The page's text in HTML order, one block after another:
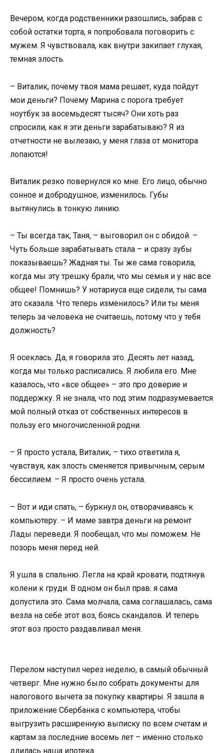
Вечером, когда родственники разошлись, забрав с
собой остатки торта, я попробовала поговорить с
мужем. Я чувствовала, как внутри закипает глухая,
темная злость.
– Виталик, почему твоя мама решает, куда пойдут
мои деньги? Почему Марина с порога требует
ноутбук за восемьдесят тысяч? Они хоть раз
спросили, как я эти деньги зарабатываю? Я из
отчетности не вылезаю, у меня глаза от монитора
лопаются!
Виталик резко повернулся ко мне. Его лицо, обычно
сонное и добродушное, изменилось. Губы
вытянулись в тонкую линию.
– Ты всегда так, Таня, – выговорил он с обидой. –
Чуть больше зарабатывать стала – и сразу зубы
показываешь? Жадная ты. Ты же сама говорила,
когда мы эту трешку брали, что мы семья и у нас все
общее! Помнишь? У нотариуса еще сидели, ты сама
это сказала. Что теперь изменилось? Или ты меня
теперь за человека не считаешь, потому что у тебя
должность?
Я осеклась. Да, я говорила это. Десять лет назад,
когда мы только расписались. Я любила его. Мне
казалось, что «все общее» – это про доверие и
поддержку. Я не знала, что под этим подразумевается
мой полный отказ от собственных интересов в
пользу его многочисленной родни.
– Я просто устала, Виталик, – тихо ответила я,
чувствуя, как злость сменяется привычным, серым
бессилием. – Я просто очень устала.
– Вот и иди спать, – буркнул он, отворачиваясь к
компьютеру. – И маме завтра деньги на ремонт
Лады переведи. Я пообещал, что мы поможем. Не
позорь меня перед ней.
Я ушла в спальню. Легла на край кровати, подтянув
колени к груди. В одном он был прав: я сама
допустила это. Сама молчала, сама соглашалась, сама
везла на себе этот воз, боясь скандалов. И теперь
этот воз просто раздавливал меня.
Перелом наступил через неделю, в самый обычный
четверг. Мне нужно было собрать документы для
налогового вычета за покупку квартиры. Я зашла в
приложение Сбербанка с компьютера, чтобы
выгрузить расширенную выписку по всем счетам и
картам за последние восемь лет – именно столько
длилась наша ипотека.